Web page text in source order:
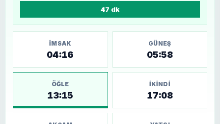
47 dk
İMSAK
04:16
GÜNEŞ
05:58
ÖĞLE
13:15
İKINDI
17:08